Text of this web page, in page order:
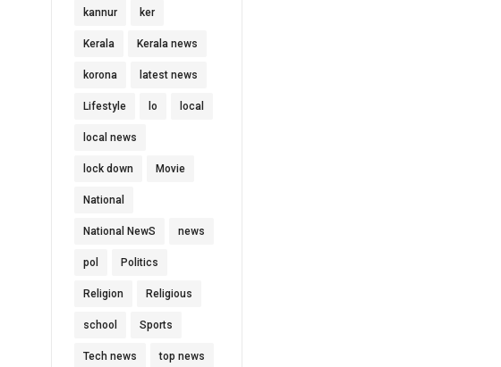
kannur ker
Kerala Kerala news
korona latest news
Lifestyle lo local
local news
lock down Movie
National
National NewS news
pol Politics
Religion Religious
school Sports
Tech news top news